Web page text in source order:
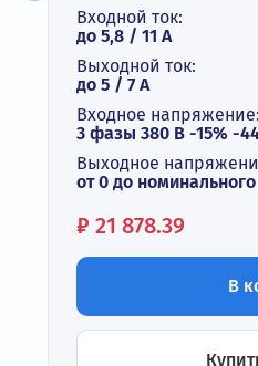
Входной ток:
до 5,8 / 11 А
Выходной ток:
до 5 / 7 A
Входное напряжение:
3 фазы 380 В -15% -
Выходное
от 0 до
Цена:
₽ 21 878.39
В